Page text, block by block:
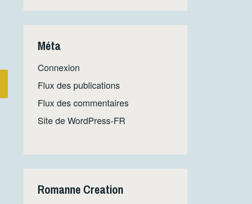
Méta
Connexion
Flux des publications
Flux des commentaires
Site de WordPress-FR
Romanne Creation